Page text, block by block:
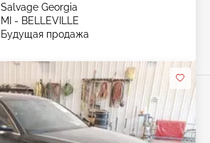
Salvage Georgia
MI - BELLEVILLE
Будущая продажа